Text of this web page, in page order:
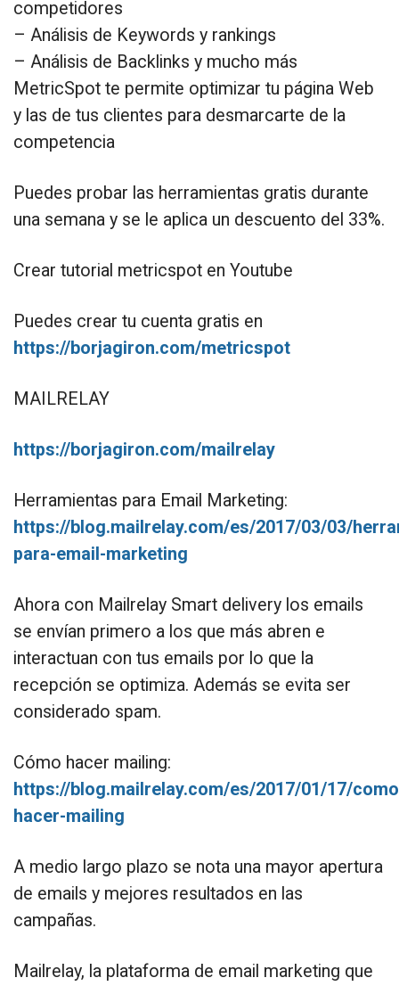
competidores
– Análisis de Keywords y rankings
– Análisis de Backlinks y mucho más
MetricSpot te permite optimizar tu página Web
y las de tus clientes para desmarcarte de la
competencia
Puedes probar las herramientas gratis durante
una semana y se le aplica un descuento del 33%.
Crear tutorial metricspot en Youtube
Puedes crear tu cuenta gratis en
https://borjagiron.com/metricspot
MAILRELAY
https://borjagiron.com/mailrelay
Herramientas para Email Marketing:
https://blog.mailrelay.com/es/2017/03/03/
para-email-marketing
Ahora con Mailrelay Smart delivery los emails
se envían primero a los que más abren e
interactuan con tus emails por lo que la
recepción se optimiza. Además se evita ser
considerado spam.
Cómo hacer mailing:
https://blog.mailrelay.com/es/2017/01/17/
hacer-mailing
A medio largo plazo se nota una mayor apertura
de emails y mejores resultados en las
campañas.
Mailrelay, la plataforma de email marketing que